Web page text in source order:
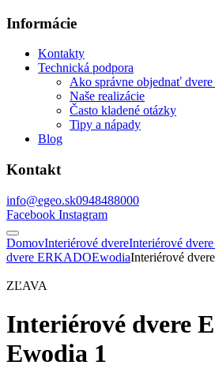
Informácie
Kontakty
Technická podpora
Ako správne objednať dvere
Naše realizácie
Často kladené otázky
Tipy a nápady
Blog
Kontakt
info@egeo.sk0948488000
Facebook Instagram
DomovInteriérové dvereInteriérové
dvere ERKADOEwodiaInteriérové
ZĽAVA
Interiérové dvere
Ewodia 1